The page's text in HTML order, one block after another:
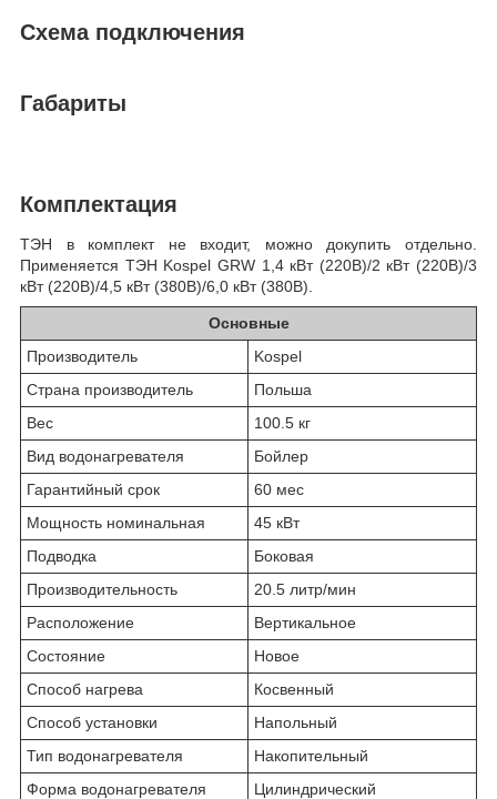
Схема подключения
Габариты
Комплектация
ТЭН в комплект не входит, можно докупить отдельно.
Применяется ТЭН Kospel GRW 1,4 кВт (220В)/2 кВт (220В)/3
кВт (220В)/4,5 кВт (380В)/6,0 кВт (380В).
Основные
Производитель
Kospel
Страна производитель
Польша
Вес
100.5 кг
Вид водонагревателя
Бойлер
Гарантийный срок
60 мес
Мощность номинальная
45 кВт
Подводка
Боковая
Производительность
20.5 литр/мин
Расположение
Вертикальное
Состояние
Новое
Способ нагрева
Косвенный
Способ установки
Напольный
Тип водонагревателя
Накопительный
Форма водонагревателя
Цилиндрический